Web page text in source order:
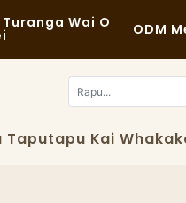
Turanga Wai O ODM
Taputapu Kai